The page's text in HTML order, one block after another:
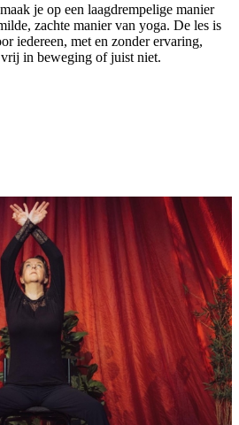
je op een laagdrempelige manier
zachte manier van yoga. De les is
iedereen, met en zonder ervaring,
in beweging of juist niet.